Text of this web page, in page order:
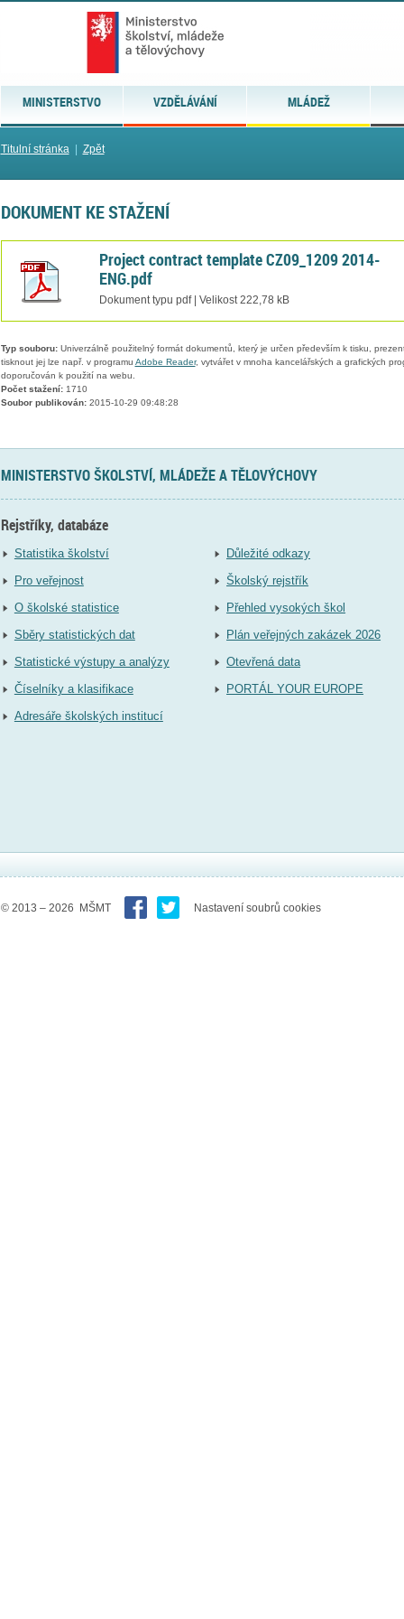
MINISTERSTVO VZDĚLÁVÁNÍ MLÁDEŽ
Titulní stránka| Zpět
DOKUMENT KE STAŽENÍ
Project contract template CZ09_1209 2014-
ENG.pdf
Dokument typu pdf | Velikost 222,78 kB
Typ souboru:Univerzálně použitelný formát dokumentů, který je určen především k tisku,
tisknout jej lze např. v programu Adobe Reader, vytvářet v mnoha kancelářských a grafických
doporučován k použití na webu.
Počet stažení:1710
Soubor publikován:2015-10-29 09:48:28
MINISTERSTVO ŠKOLSTVÍ, MLÁDEŽE A TĚLOVÝCHOVY
Rejstříky, databáze
Statistika školství
Pro veřejnost
O školské statistice
Sběry statistických dat
Statistické výstupy a analýzy
Číselníky a klasifikace
Adresáře školských institucí
Důležité odkazy
Školský rejstřík
Přehled vysokých škol
Plán veřejných zakázek 2026
Otevřená data
PORTÁL YOUR EUROPE
© 2013 – 2026 MŠMT Nastavení soubrů cookies